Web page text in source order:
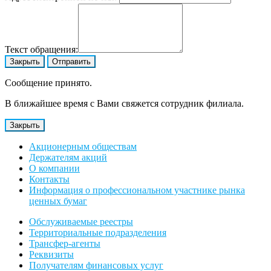
Текст обращения:
Закрыть Отправить
Сообщение принято.
В ближайшее время с Вами свяжется сотрудник филиала.
Закрыть
Акционерным обществам
Держателям акций
О компании
Контакты
Информация о профессиональном участнике рынка
ценных бумаг
Обслуживаемые реестры
Территориальные подразделения
Трансфер-агенты
Реквизиты
Получателям финансовых услуг